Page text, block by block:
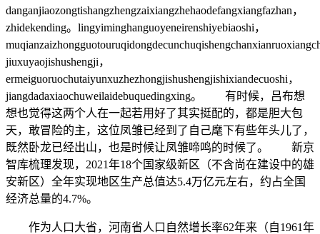
danganjiaozongtishangzhengzaixiangzhehaodefangxiangfazhan，
zhidekending。lingyiminghanguoyeneirenshiyebiaoshi，
jiuxuyaojishushengji，
ermeiguoruochutaiyunxuzhezhongjishushengjishixiandecuoshi，
jiangdadaxiaochuweilaidebuquedingxing。 有时候，吕布想
想也觉得这两个人在一起若用好了其实挺配的，都是胆大包
天，敢冒险的主，这位凤雏已经到了自己麾下有些年头儿了，
既然卧龙已经出山，也是时候让凤雏啼鸣的时候了。 新京
智库梳理发现，2021年18个国家级新区（不含尚在建设中的雄
安新区）全年实现地区生产总值达5.4万亿元左右，约占全国
经济总量的4.7%。
作为人口大省，河南省人口自然增长率62年来（自1961年